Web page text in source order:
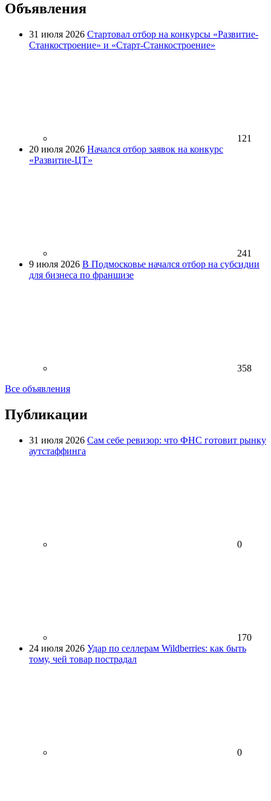
Объявления
31 июля 2026 Стартовал отбор на конкурсы «Развитие-
Станкостроение» и «Старт-Станкостроение»
121
20 июля 2026 Начался отбор заявок на конкурс
«Развитие-ЦТ»
241
9 июля 2026 В Подмосковье начался отбор на субсидии
для бизнеса по франшизе
358
Все объявления
Публикации
31 июля 2026 Сам себе ревизор: что ФНС готовит рынку
аутстаффинга
0
170
24 июля 2026 Удар по селлерам Wildberries: как быть
тому, чей товар пострадал
0